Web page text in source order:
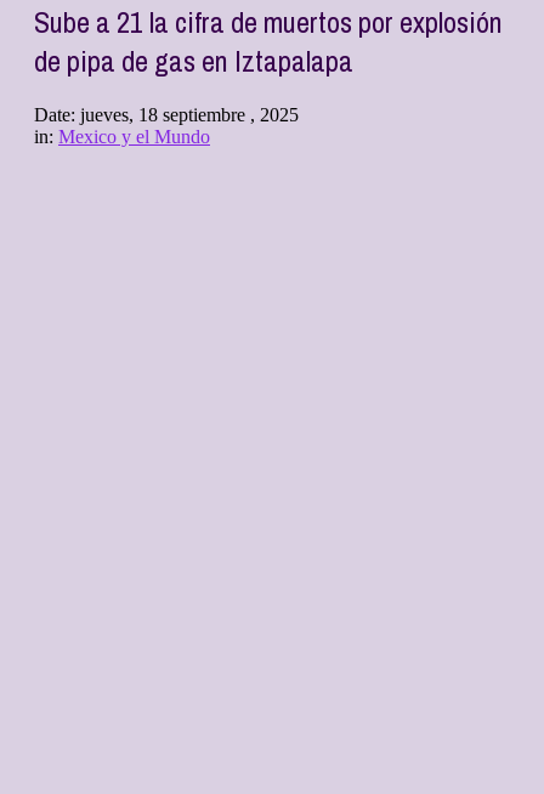
Sube a 21 la cifra de muertos por explosión
de pipa de gas en Iztapalapa
Date: jueves, 18 septiembre , 2025
in: Mexico y el Mundo